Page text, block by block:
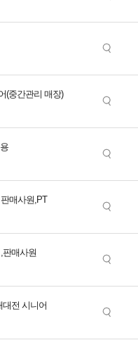
(중간관리 매장)
매사원,PT
판매사원
대전 시니어